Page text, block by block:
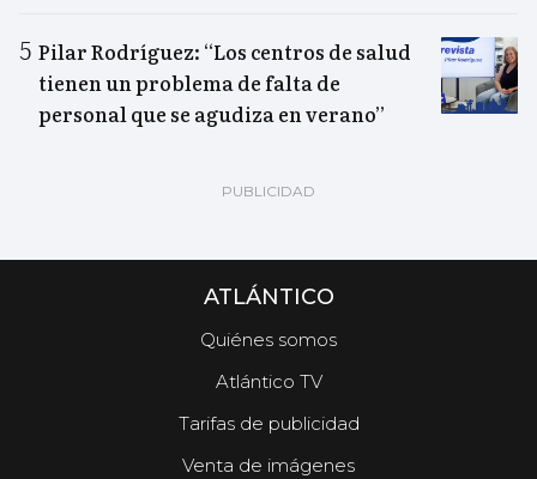
Pilar Rodríguez: “Los centros de salud
tienen un problema de falta de
personal que se agudiza en verano”
ATLÁNTICO
Quiénes somos
Atlántico TV
Tarifas de publicidad
Venta de imágenes